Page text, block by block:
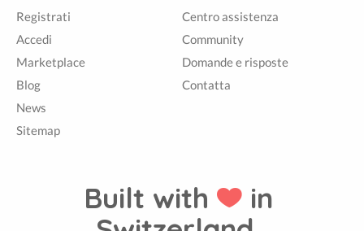
Registrati
Accedi
Marketplace
Blog
News
Sitemap
Centro assistenza
Community
Domande e risposte
Contatta
Built with
in